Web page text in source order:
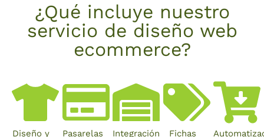
¿Qué incluye nuestro
servicio de diseño web
ecommerce?
Diseño y Pasarelas Integración Fichas